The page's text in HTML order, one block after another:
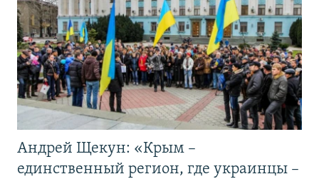
Андрей Щекун: «Крым –
единственный регион, где украинцы –